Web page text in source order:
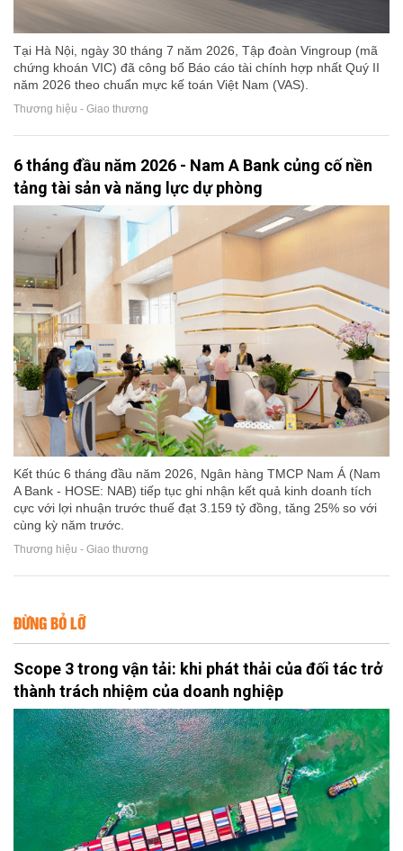
Tại Hà Nội, ngày 30 tháng 7 năm 2026, Tập đoàn Vingroup (mã
chứng khoán VIC) đã công bố Báo cáo tài chính hợp nhất Quý II
năm 2026 theo chuẩn mực kế toán Việt Nam (VAS).
Thương hiệu - Giao thương
6 tháng đầu năm 2026 - Nam A Bank củng cố nền
tảng tài sản và năng lực dự phòng
Kết thúc 6 tháng đầu năm 2026, Ngân hàng TMCP Nam Á (Nam
A Bank - HOSE: NAB) tiếp tục ghi nhận kết quả kinh doanh tích
cực với lợi nhuận trước thuế đạt 3.159 tỷ đồng, tăng 25% so với
cùng kỳ năm trước.
Thương hiệu - Giao thương
ĐỪNG BỎ LỠ
Scope 3 trong vận tải: khi phát thải của đối tác trở
thành trách nhiệm của doanh nghiệp